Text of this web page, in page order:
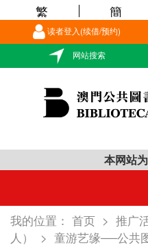
读者登入(续借/预约)
网站搜索
繁 簡
本网站
我的位置： 首页 > 推广
人）
> 童游艺缘──公共